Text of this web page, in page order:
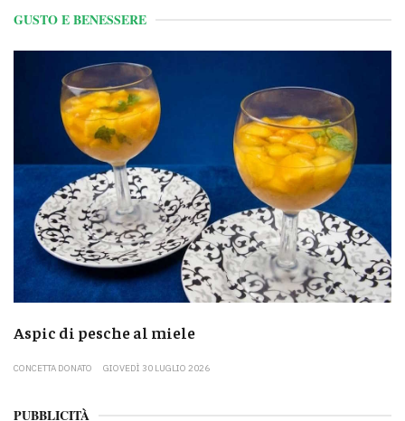
GUSTO E BENESSERE
Aspic di pesche al miele
CONCETTA DONATO GIOVEDÌ 30 LUGLIO 2026
PUBBLICITÀ